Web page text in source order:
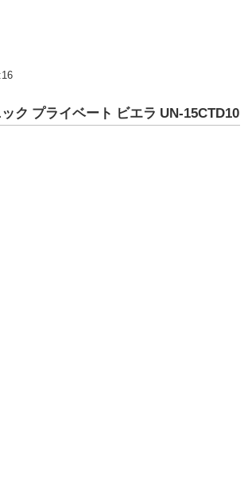
ク プライベート ビエラ UN-15CTD10